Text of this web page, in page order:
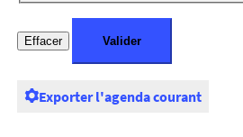
Exporter l'agenda courant